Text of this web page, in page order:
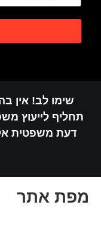
שימו לב! אין
תחליף לייעוץ
דעת משפטית
מפת אתר